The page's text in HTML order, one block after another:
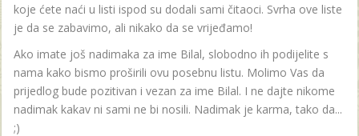
koje ćete naći u listi ispod su dodali sami čitaoci. Svrha ove liste
je da se zabavimo, ali nikako da se vrijeđamo!
Ako imate još nadimaka za ime Bilal, slobodno ih podijelite s
nama kako bismo proširili ovu posebnu listu. Molimo Vas da
prijedlog bude pozitivan i vezan za ime Bilal. I ne dajte nikome
nadimak kakav ni sami ne bi nosili. Nadimak je karma, tako da...
;)